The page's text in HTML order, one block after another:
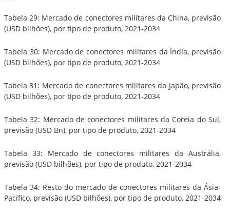
Tabela 29: Mercado de conectores militares da China, previsão
(USD bilhões), por tipo de produto, 2021-2034
Tabela 30: Mercado de conectores militares da Índia, previsão
(USD bilhões), por tipo de produto, 2021-2034
Tabela 31: Mercado de conectores militares do Japão, previsão
(USD bilhões), por tipo de produto, 2021-2034
Tabela 32: Mercado de conectores militares da Coreia do Sul,
previsão (USD Bn), por tipo de produto, 2021-2034
Tabela 33: Mercado de conectores militares da Austrália,
previsão (USD bilhões), por tipo de produto, 2021-2034
Tabela 34: Resto do mercado de conectores militares da Ásia-
Pacífico, previsão (USD bilhões), por tipo de produto, 2021-2034